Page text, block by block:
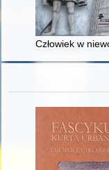
Człowiek w